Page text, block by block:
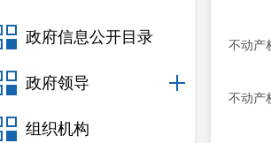
政府信息公开目录
政府领导
组织机构
不动产
不动产